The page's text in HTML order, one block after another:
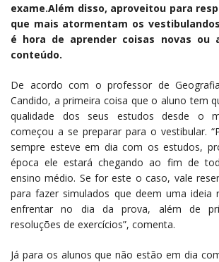
exame.Além disso, aproveitou para
que mais atormentam os
é hora de aprender coisas novas ou
conteúdo.
De acordo com o professor de
Candido, a primeira coisa que o aluno tem
qualidade dos seus estudos desde o
começou a se preparar para o vestibular.
sempre esteve em dia com os estudos,
época ele estará chegando ao fim de
ensino médio. Se for este o caso, vale
para fazer simulados que deem uma ideia
enfrentar no dia da prova, além de
resoluções de exercícios”, comenta.
Já para os alunos que não estão em dia